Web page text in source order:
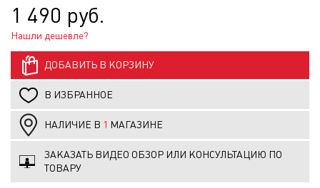
1 490 руб.
Нашли дешевле?
ДОБАВИТЬ В КОРЗИНУ
В ИЗБРАННОЕ
НАЛИЧИЕ В 1 МАГАЗИНЕ
ЗАКАЗАТЬ ВИДЕО ОБЗОР ИЛИ КОНСУЛЬТАЦИЮ ПО
ТОВАРУ